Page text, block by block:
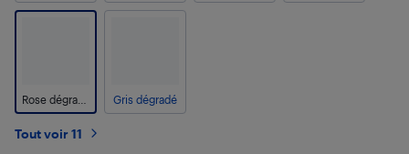
Gris dégradé
Tout voir 11